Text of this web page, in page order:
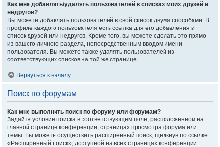
Как мне добавлять/удалять пользователей в списках моих друзей и
недругов?
Вы можете добавлять пользователей в свой список двумя способами. В
профиле каждого пользователя есть ссылка для его добавления в
список друзей или недругов. Кроме того, вы можете сделать это прямо
из вашего личного раздела, непосредственным вводом имени
пользователя. Вы можете также удалять пользователей из
соответствующих списков на той же странице.
Вернуться к началу
Поиск по форумам
Как мне выполнить поиск по форуму или форумам?
Задайте условие поиска в соответствующем поле, расположенном на
главной странице конференции, страницах просмотра форума или
темы. Вы можете осуществить расширенный поиск, щёлкнув по ссылке
«Расширенный поиск», доступной на всех страницах конференции.